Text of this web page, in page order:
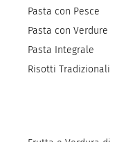
Pasta con Pesce
Pasta con Verdure
Pasta Integrale
Risotti Tradizionali